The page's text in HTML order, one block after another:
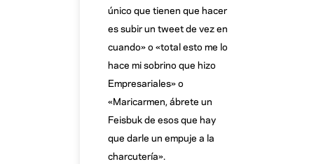
único que tienen que hacer
es subir un tweet de vez en
cuando» o «total esto me lo
hace mi sobrino que hizo
Empresariales» o
«Maricarmen, ábrete un
Feisbuk de esos que hay
que darle un empuje a la
charcutería».